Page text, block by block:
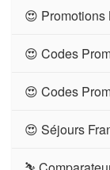
😍 Promotions
😍 Codes
😍 Codes
😍 Séjours